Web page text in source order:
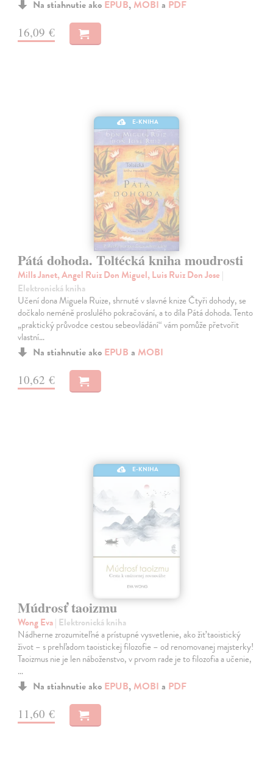
Na stiahnutie ako EPUB, MOBI a PDF
16,09 €
E-KNIHA
Pátá dohoda. Toltécká kniha moudrosti
Mills Janet, Angel Ruiz Don Miguel, Luis Ruiz Don Jose |
Elektronická kniha
Učení dona Miguela Ruize, shrnuté v slavné knize Čtyři dohody, se
dočkalo neméně proslulého pokračování, a to díla Pátá dohoda. Tento
„praktický průvodce cestou sebeovládání“ vám pomůže přetvořit
vlastní…
Na stiahnutie ako EPUB a MOBI
10,62 €
E-KNIHA
Múdrosť taoizmu
Wong Eva| Elektronická kniha
Nádherne zrozumiteľné a prístupné vysvetlenie, ako žiť taoistický
život – s prehľadom taoistickej filozofie – od renomovanej majsterky!
Taoizmus nie je len náboženstvo, v prvom rade je to filozofia a učenie,
…
Na stiahnutie ako EPUB, MOBI a PDF
11,60 €